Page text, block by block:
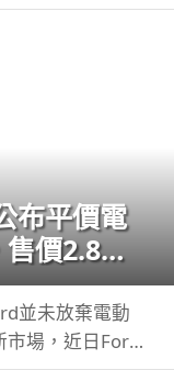
布平價電
價2.8萬
並未放棄電動
市場，近日Ford